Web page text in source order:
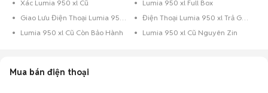
Xác Lumia 950 xl Cũ
Lumia 950 xl Full Box
Giao Lưu Điện Thoại Lumia 950 xl
Điện Thoại Lumia 950 xl Trả Góp
Lumia 950 xl Cũ Còn Bảo Hành
Lumia 950 xl Cũ Nguyên Zin
Mua bán điện thoại